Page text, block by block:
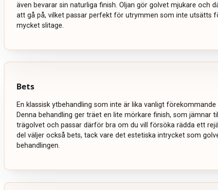
även bevarar sin naturliga finish. Oljan gör golvet mjukare och
att gå på, vilket passar perfekt för utrymmen som inte utsätts
mycket slitage.
Bets
En klassisk ytbehandling som inte är lika vanligt förekommande
Denna behandling ger träet en lite mörkare finish, som jämnar
trägolvet och passar därför bra om du vill försöka rädda ett
del väljer också bets, tack vare det estetiska intrycket som
behandlingen.